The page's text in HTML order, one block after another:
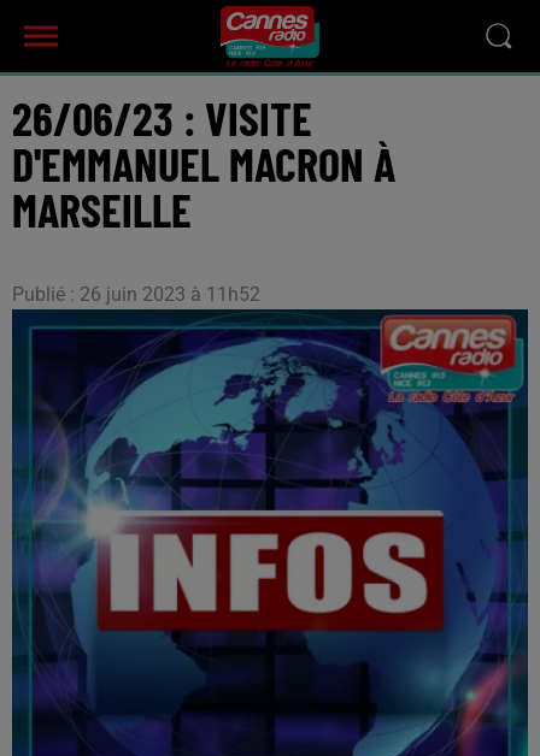
26/06/23 : VISITE
D'EMMANUEL MACRON À
MARSEILLE
Publié : 26 juin 2023 à 11h52